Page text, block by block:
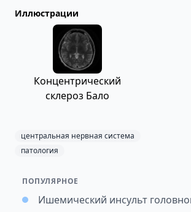
Иллюстрации
Концентрический
склероз Бало
центральная нервная система
патология
ПОПУЛЯРНОЕ
Ишемический инсульт